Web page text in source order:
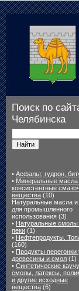
Поиск по
Челябинска
• Асфальт, гудрон,
• Минеральные масла
консистентные
вещества (10)
Натуральные масла
для промышленного
использования (3)
• Натуральные смолы
пеки (1)
• Нефтепродукты.
(160)
• Продукты перегонки
древесины и смол (1)
• Синтетические
смолы, латексы,
и другие исходные
вещества (6)